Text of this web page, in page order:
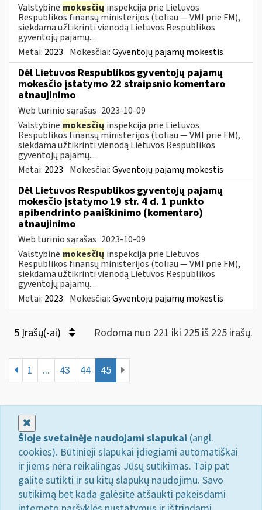
Valstybinė mokesčių inspekcija prie Lietuvos
Respublikos finansų ministerijos (toliau — VMI prie FM),
siekdama užtikrinti vienodą Lietuvos Respublikos
gyventojų pajamų...
Metai: 2023 Mokesčiai:Gyventojų pajamų mokestis
Dėl Lietuvos Respublikos gyventojų pajamų
mokesčio įstatymo 22 straipsnio komentaro
atnaujinimo
Web turinio sąrašas 2023-10-09
Valstybinė mokesčių inspekcija prie Lietuvos
Respublikos finansų ministerijos (toliau — VMI prie FM),
siekdama užtikrinti vienodą Lietuvos Respublikos
gyventojų pajamų...
Metai: 2023 Mokesčiai:Gyventojų pajamų mokestis
Dėl Lietuvos Respublikos gyventojų pajamų
mokesčio įstatymo 19 str. 4 d. 1 punkto
apibendrinto paaiškinimo (komentaro)
atnaujinimo
Web turinio sąrašas 2023-10-09
Valstybinė mokesčių inspekcija prie Lietuvos
Respublikos finansų ministerijos (toliau — VMI prie FM),
siekdama užtikrinti vienodą Lietuvos Respublikos
gyventojų pajamų...
Metai: 2023 Mokesčiai:Gyventojų pajamų mokestis
5 Įrašų(-ai) Rodoma nuo 221 iki 225 iš 225 irašų.
1 ... 43 44 45
Šioje svetainėje naudojami slapukai (angl.
cookies). Būtinieji slapukai įdiegiami automatiškai
ir jiems nėra reikalingas Jūsų sutikimas. Taip pat
galite sutikti ir su kitų slapukų naudojimu. Savo
sutikimą bet kada galėsite atšaukti pakeisdami